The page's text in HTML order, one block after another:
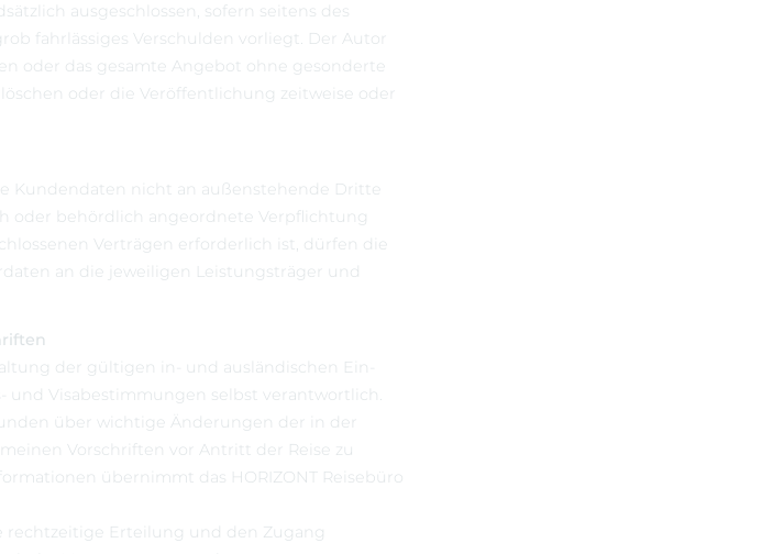
ausgeschlossen, sofern seitens des
fahrlässiges Verschulden vorliegt. Der Autor
oder das gesamte Angebot ohne gesonderte
oder die Veröffentlichung zeitweise oder
Kundendaten nicht an außenstehende Dritte
oder behördlich angeordnete Verpflichtung
Verträgen erforderlich ist, dürfen die
an die jeweiligen Leistungsträger und
der gültigen in- und ausländischen Ein-
und Visabestimmungen selbst verantwortlich.
über wichtige Änderungen der in der
Vorschriften vor Antritt der Reise zu
übernimmt das HORIZONT Reisebüro
rechtzeitige Erteilung und den Zugang